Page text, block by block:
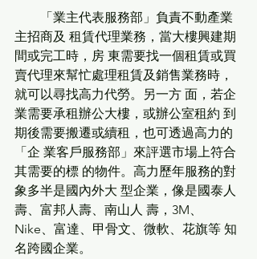
主招商及 租賃代理業務，當大樓興建期
間或完工時，房 東需要找一個租賃或買
賣代理來幫忙處理租賃及銷售業務時，
就可以尋找高力代勞。另一方 面，若企
業需要承租辦公大樓，或辦公室租約 到
期後需要搬遷或續租，也可透過高力的
「企 業客戶服務部」來評選市場上符合
其需要的標 的物件。高力歷年服務的對
象多半是國內外大 型企業，像是國泰人
壽、富邦人壽、南山人 壽，3M、
Nike、富達、甲骨文、微軟、花旗等 知
名跨國企業。